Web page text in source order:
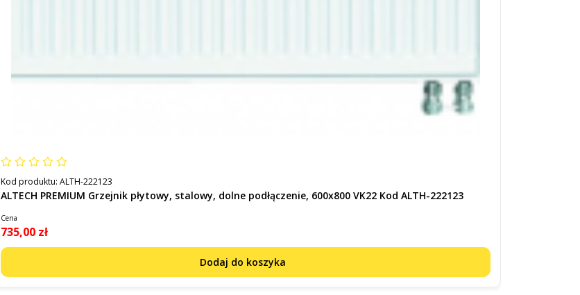
Kod produktu: ALTH-222123
ALTECH PREMIUM Grzejnik płytowy, stalowy, dolne podłączenie, 600x800 VK22 Kod ALTH-222123
Cena
735,00 zł
Dodaj do koszyka